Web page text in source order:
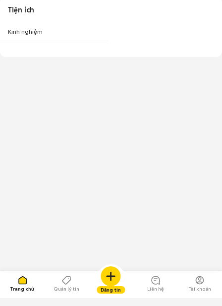
Trang chủ Quản lý tin Đăng tin Liên hệ Tài khoản
Tiện ích
Kinh nghiệm